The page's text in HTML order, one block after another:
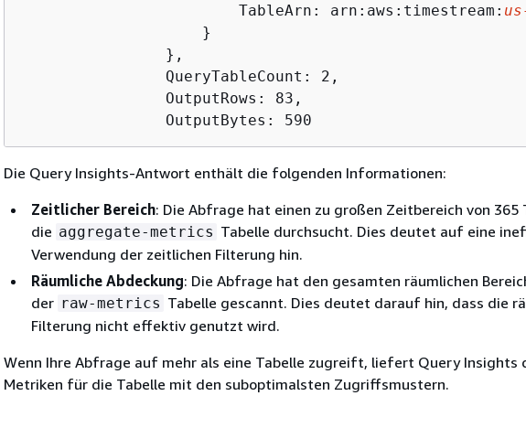
                        TableArn: arn:aws:timestream:
                    }
                },
                QueryTableCount: 2,
                OutputRows: 83,
                OutputBytes: 590
Die Query Insights-Antwort enthält die folgenden Informationen:
Zeitlicher Bereich: Die Abfrage hat einen zu großen Zeitbereich von 365
die aggregate-metrics Tabelle durchsucht. Dies deutet auf eine
Verwendung der zeitlichen Filterung hin.
Räumliche Abdeckung: Die Abfrage hat den gesamten räumlichen
der raw-metrics Tabelle gescannt. Dies deutet darauf hin, dass die
Filterung nicht effektiv genutzt wird.
Wenn Ihre Abfrage auf mehr als eine Tabelle zugreift, liefert Query Insights
Metriken für die Tabelle mit den suboptimalsten Zugriffsmustern.